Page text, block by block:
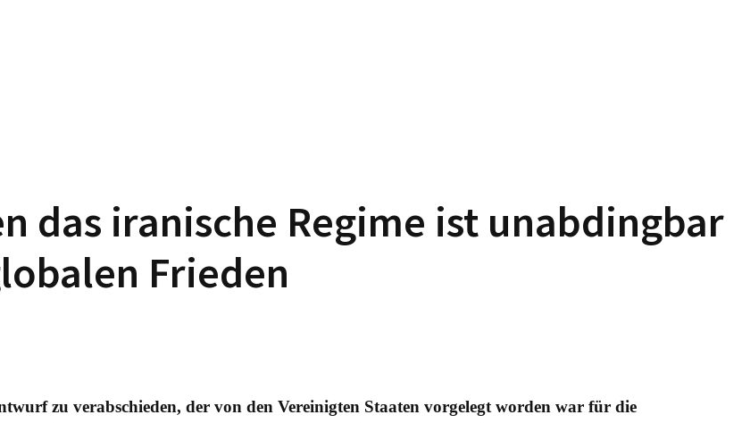
das iranische Regime ist unabdingbar
Frieden
zu verabschieden, der von den Vereinigten Staaten vorgelegt worden war für die